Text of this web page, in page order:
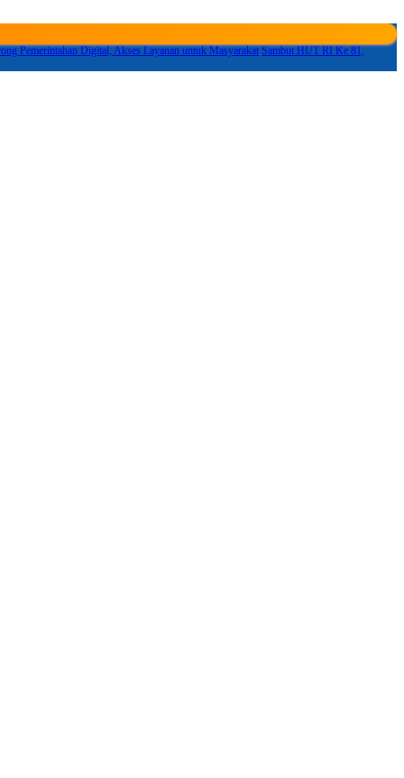
Pemerintahan Digital, Akses Layanan untuk Masyarakat Sambut HUT RI Ke 81,